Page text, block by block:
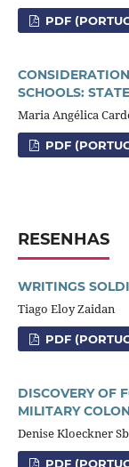
PDF
SCHOOLS:
Maria Angélica
PDF
RESENHAS
WRITINGS
Tiago Eloy Zaidan
PDF
DISCOVERY OF
MILITARY
Denise Kloeckner
PDF